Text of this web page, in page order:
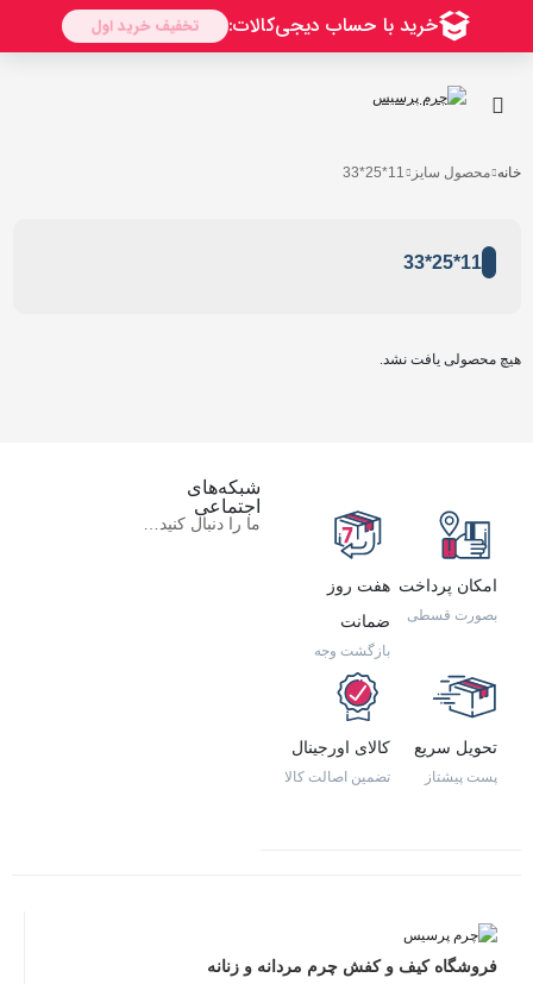
خانه محصول سایز 11*25*33
11*25*33
هیچ محصولی یافت نشد.
امکان پرداخت
بصورت قسطی
هفت روز
ضمانت
بازگشت وجه
تحویل سریع
پست پیشتاز
کالای اورجینال
تضمین اصالت کالا
شبکه‌های
اجتماعی
ما را دنبال کنید…
فروشگاه کیف و کفش چرم مردانه و زنانه